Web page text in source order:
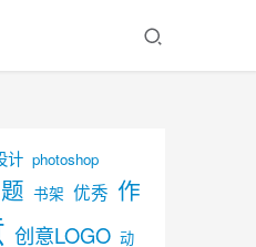
计 photoshop
书架 优秀 作
创意LOGO 动